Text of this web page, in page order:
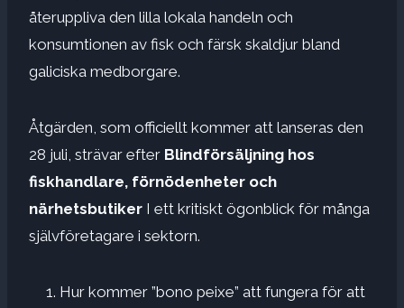
återuppliva den lilla lokala handeln och
konsumtionen av fisk och färsk skaldjur bland
galiciska medborgare.
Åtgärden, som officiellt kommer att lanseras den
28 juli, strävar efter Blindförsäljning hos
fiskhandlare, förnödenheter och
närhetsbutiker I ett kritiskt ögonblick för många
självföretagare i sektorn.
Hur kommer ”bono peixe” att fungera för att